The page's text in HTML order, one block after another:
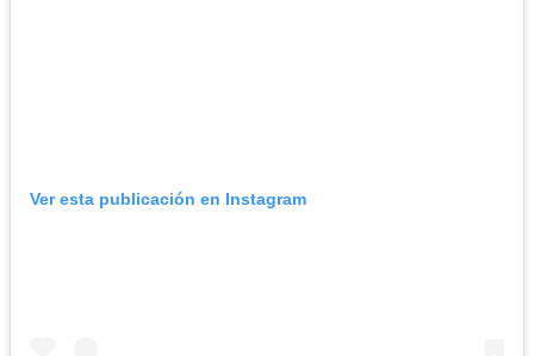
Ver esta publicación en Instagram